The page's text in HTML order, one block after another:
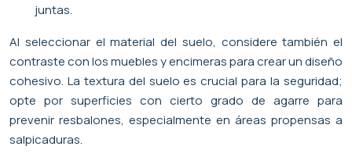
juntas.
Al seleccionar el material del suelo, considere también el
contraste con los muebles y encimeras para crear un diseño
cohesivo. La textura del suelo es crucial para la seguridad;
opte por superficies con cierto grado de agarre para
prevenir resbalones, especialmente en áreas propensas a
salpicaduras.